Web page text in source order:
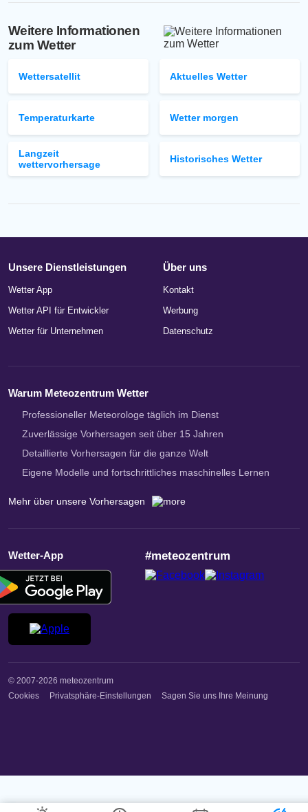
Weitere Informationen
zum Wetter
Wettersatellit
Temperaturkarte
Langzeit
wettervorhersage
Aktuelles Wetter
Wetter morgen
Historisches Wetter
Unsere Dienstleistungen
Wetter App
Wetter API für Entwickler
Wetter für Unternehmen
Über uns
Kontakt
Werbung
Datenschutz
Warum Meteozentrum Wetter
Professioneller Meteorologe täglich im Dienst
Zuverlässige Vorhersagen seit über 15 Jahren
Detaillierte Vorhersagen für die ganze Welt
Eigene Modelle und fortschrittliches maschinelles Lernen
Mehr über unsere Vorhersagen
Wetter-App #meteozentrum
© 2007-2026 meteozentrum
Cookies
Privatsphäre-Einstellungen Sagen Sie uns Ihre Meinung